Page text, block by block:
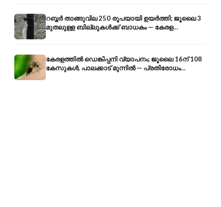
റബ്ബർ താങ്ങുവില 250 രൂപയായി ഉയർത്തി; ജൂലൈ 3
മുതലുള്ള ബില്ലുകൾക്ക് ബാധകം — കേരള
കർഷകർക്ക് ആശ്വാസം
കേരളത്തിൽ ഡെങ്കിപ്പനി വ്യാപനം; ജൂലൈ 16ന് 108
കേസുകൾ, പാലക്കാട് മുന്നിൽ — പ്രതിരോധം
എങ്ങനെ?